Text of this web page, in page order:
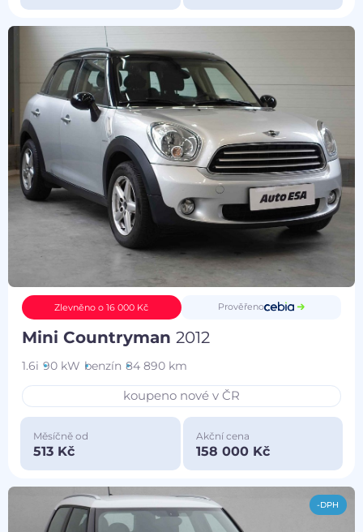
Zlevněno o 16 000 Kč Prověřeno
Mini Countryman2012
1.6i 90 kW benzín 84 890 km
koupeno nové v ČR
Měsíčně od
513 Kč
Akční cena
158 000 Kč
-DPH